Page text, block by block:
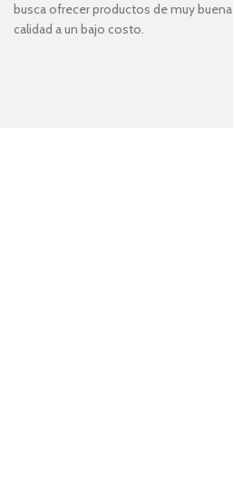
busca ofrecer productos de muy buena
calidad a un bajo costo.